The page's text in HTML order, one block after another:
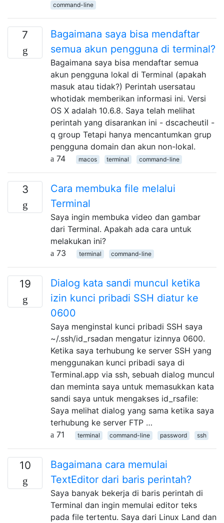
command-line
7
Bagaimana saya bisa mendaftar
semua akun pengguna di terminal?
Bagaimana saya bisa mendaftar semua
akun pengguna lokal di Terminal (apakah
masuk atau tidak?) Perintah usersatau
whotidak memberikan informasi ini. Versi
OS X adalah 10.6.8. Saya telah melihat
perintah yang disarankan ini - dscacheutil -
q group Tetapi hanya mencantumkan grup
pengguna domain dan akun non-lokal.
74
macos terminal command-line
3
Cara membuka file melalui
Terminal
Saya ingin membuka video dan gambar
dari Terminal. Apakah ada cara untuk
melakukan ini?
73
terminal command-line
19
Dialog kata sandi muncul ketika
izin kunci pribadi SSH diatur ke
0600
Saya menginstal kunci pribadi SSH saya
~/.ssh/id_rsadan mengatur izinnya 0600.
Ketika saya terhubung ke server SSH yang
menggunakan kunci pribadi saya di
Terminal.app via ssh, sebuah dialog muncul
dan meminta saya untuk memasukkan kata
sandi saya untuk mengakses id_rsafile:
Saya melihat dialog yang sama ketika saya
terhubung ke server FTP …
71
terminal command-line password ssh
10
Bagaimana cara memulai
TextEditor dari baris perintah?
Saya banyak bekerja di baris perintah di
Terminal dan ingin memulai editor teks
pada file tertentu. Saya dari Linux Land dan